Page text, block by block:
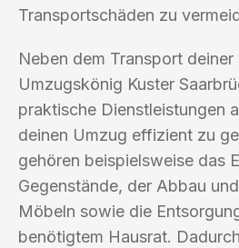
Transportschäden zu
Neben dem Transport
Umzugskönig Kuster
praktische Dienstleistungen
deinen Umzug effizient zu
gehören beispielsweise das
Gegenstände, der Abbau
Möbeln sowie die
benötigtem Hausrat.